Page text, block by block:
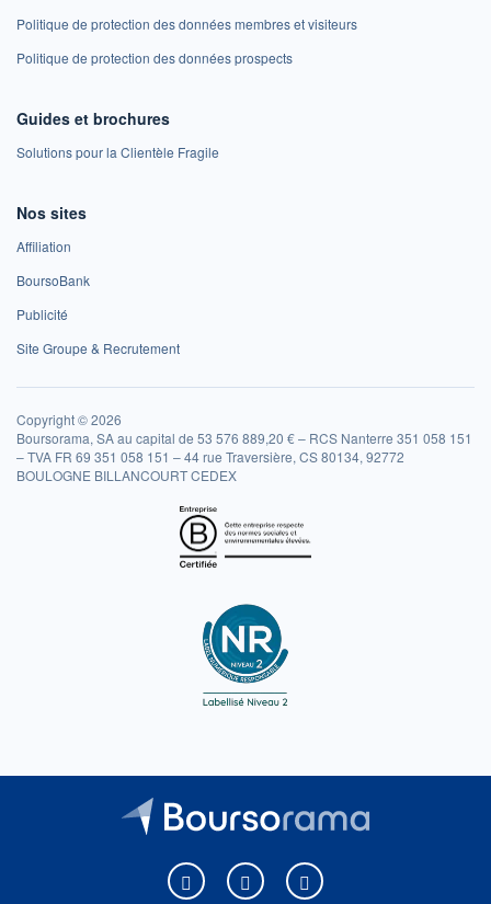
Politique de protection des données membres et visiteurs
Politique de protection des données prospects
Guides et brochures
Solutions pour la Clientèle Fragile
Nos sites
Affiliation
BoursoBank
Publicité
Site Groupe & Recrutement
Copyright © 2026
Boursorama, SA au capital de 53 576 889,20 € – RCS Nanterre 351 058 151
– TVA FR 69 351 058 151 – 44 rue Traversière, CS 80134, 92772
BOULOGNE BILLANCOURT CEDEX
Boursorama sur Facebook
Boursorama sur XBoursorama sur